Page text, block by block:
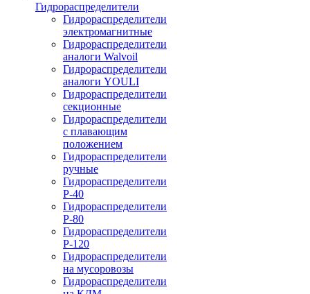
Гидрораспределители
Гидрораспределители
электромагнитные
Гидрораспределители
аналоги Walvoil
Гидрораспределители
аналоги YOULI
Гидрораспределители
секционные
Гидрораспределители
с плавающим
положением
Гидрораспределители
ручные
Гидрораспределители
Р-40
Гидрораспределители
Р-80
Гидрораспределители
Р-120
Гидрораспределители
на мусоровозы
Гидрораспределители